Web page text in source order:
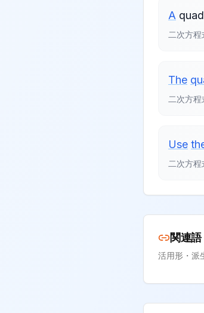
A
二次方程
The
二次方程
Use
二次方程
関連語
活用形・派